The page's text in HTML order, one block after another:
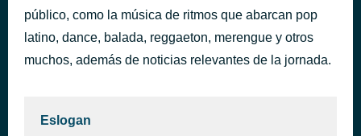
público, como la música de ritmos que abarcan pop
latino, dance, balada, reggaeton, merengue y otros
muchos, además de noticias relevantes de la jornada.
Eslogan